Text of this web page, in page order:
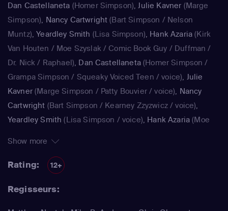
Dan Castellaneta (Homer Simpson),Julie Kavner (Marge
Simpson), Nancy Cartwright (Bart Simpson / Nelson
Muntz),Yeardley Smith (Lisa Simpson), Hank Azaria (Kirk
Van Houten / Moe Szyslak / Comic Book Guy / Duffman /
Dr. Nick / Raphael), Dan Castellaneta(Homer Simpson /
Grampa Simpson / Squeaky Voiced Teen / voice), Julie
Kavner(Marge Simpson / Patty Bouvier / voice), Nancy
Cartwright (Bart Simpson / Kearney Zzyzwicz / voice),
Yeardley Smith (Lisa Simpson / voice), Hank Azaria (Moe
Castellaneta(Homer Simpson / Kodos)
(Bart Simpson)
Houten / Clancy Wiggum / Snake Jailbird / Maximilian von
Show more
Rating: 12+
Regisseurs: